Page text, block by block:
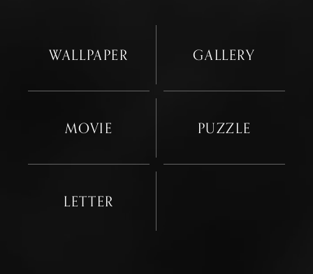
WALLPAPER GALLERY
MOVIE PUZZLE
LETTER